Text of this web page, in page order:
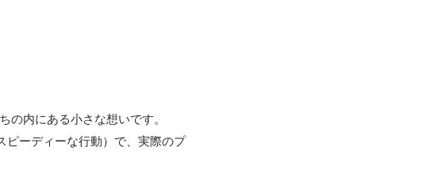
の内にある小さな想いです。
ピーディーな行動）で、実際のプ